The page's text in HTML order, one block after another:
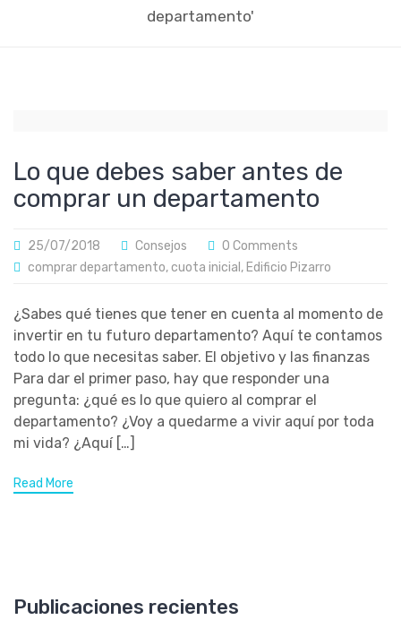
departamento'
Lo que debes saber antes de
comprar un departamento
25/07/2018 Consejos
0 Comments
comprar departamento,cuota inicial , Edificio Pizarro
¿Sabes qué tienes que tener en cuenta al momento de
invertir en tu futuro departamento? Aquí te contamos
todo lo que necesitas saber. El objetivo y las finanzas
Para dar el primer paso, hay que responder una
pregunta: ¿qué es lo que quiero al comprar el
departamento? ¿Voy a quedarme a vivir aquí por toda
mi vida? ¿Aquí […]
Read More
Publicaciones recientes